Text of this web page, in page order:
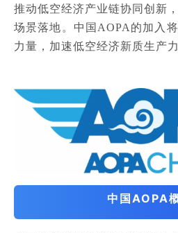
推动低空经济产业链协同创新
场景落地。中国AOPA的加入
力量，加速低空经济新质生产
中国AOPA